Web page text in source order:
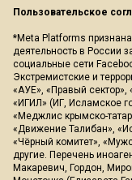
Пользовательское
*Meta Platforms
деятельность в России
социальные сети
Экстремистские и
«АУЕ», «Правый сектор»,
«ИГИЛ» (ИГ, Исламское
«Меджлис крымско-
«Движение Талибан»,
«Чёрный комитет»,
другие. Перечень
Макаревич, Гордон,